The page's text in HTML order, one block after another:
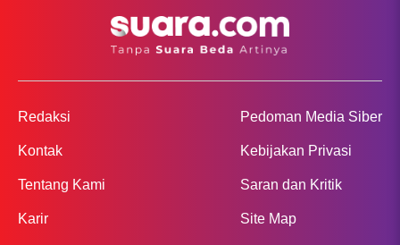
Redaksi
Kontak
Tentang Kami
Karir
Pedoman Media Siber
Kebijakan Privasi
Saran dan Kritik
Site Map